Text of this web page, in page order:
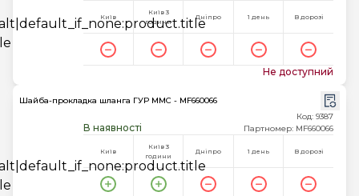
Київ
Київ 3
години
Дніпро 1 день В дорозі
Не доступний
Шайба-прокладка шланга ГУР MMC - MF660066
В наявності
Код: 9387
Партномер: MF660066
Київ
Київ 3
години
Дніпро 1 день В дорозі